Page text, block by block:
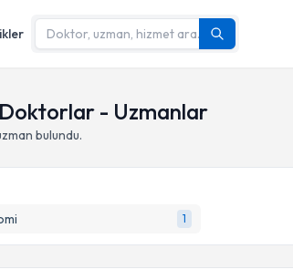
- Uzmanlar
bulundu.
1